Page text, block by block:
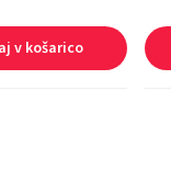
v košarico